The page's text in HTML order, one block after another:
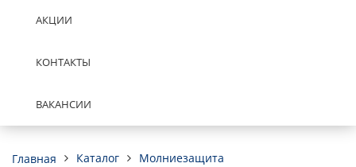
АКЦИИ
КОНТАКТЫ
ВАКАНСИИ
Главная Каталог
Молниезащита